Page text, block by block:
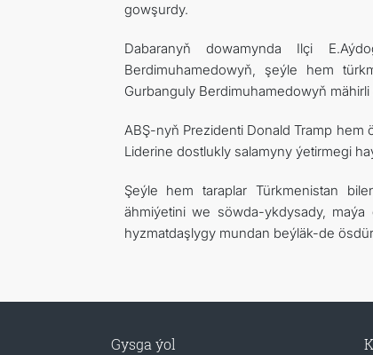
gowşurdy.
Dabaranyň dowamynda Ilçi
Berdimuhamedowyň, şeýle hem
Gurbanguly Berdimuhamedowyň
ABŞ-nyň Prezidenti Donald Tramp
Liderine dostlukly salamyny ýetirmegi
Şeýle hem taraplar Türkmenistan
ähmiýetini we söwda-ykdysady,
hyzmatdaşlygy mundan beýläk-de
Gysga ýol